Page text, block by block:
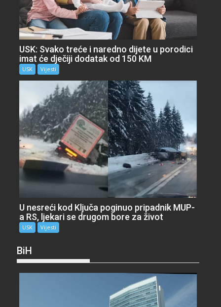
USK: Svako treće i naredno dijete u porodici
imat će dječiji dodatak od 150 KM
USK Vijesti
U nesreći kod Ključa poginuo pripadnik MUP-
a RS, ljekari se drugom bore za život
USK Vijesti
BiH